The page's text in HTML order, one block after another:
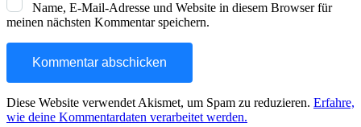
Name, E-Mail-Adresse und Website in diesem Browser für
meinen nächsten Kommentar speichern.
Diese Website verwendet Akismet, um Spam zu reduzieren. Erfahre,
wie deine Kommentardaten verarbeitet werden.